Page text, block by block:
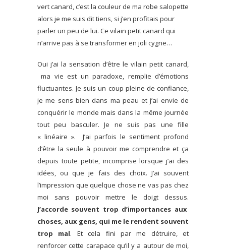
vert canard, c’est la couleur de ma robe salopette
alors je me suis dit tiens, si j’en profitais pour
parler un peu de lui. Ce vilain petit canard qui
n’arrive pas à se transformer en joli cygne…
Oui j’ai la sensation d’être le vilain petit canard,
ma vie est un paradoxe, remplie d’émotions
fluctuantes. Je suis un coup pleine de confiance,
je me sens bien dans ma peau et j’ai envie de
conquérir le monde mais dans la même journée
tout peu basculer. Je ne suis pas une fille
« linéaire ». J’ai parfois le sentiment profond
d’être la seule à pouvoir me comprendre et ça
depuis toute petite, incomprise lorsque j’ai des
idées, ou que je fais des choix. J’ai souvent
l’impression que quelque chose ne vas pas chez
moi sans pouvoir mettre le doigt dessus.
J’accorde souvent trop d’importances aux
choses, aux gens, qui me le rendent souvent
trop mal. Et cela fini par me détruire, et
renforcer cette carapace qu’il y a autour de moi,